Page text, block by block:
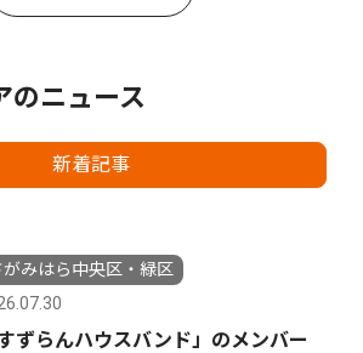
のニュース
新着記事
がみはら中央区・緑区
すずらんハウスバンド」のメンバー